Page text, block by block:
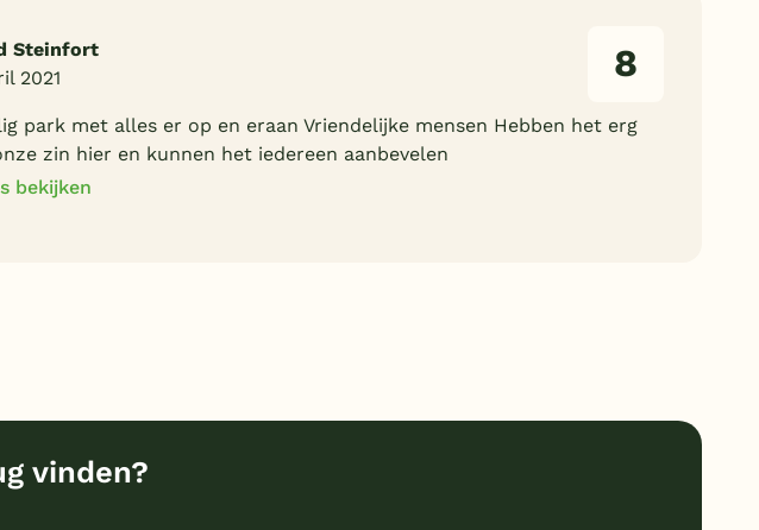
Steinfort
2021
8
park met alles er op en eraan Vriendelijke mensen Hebben het erg
zin hier en kunnen het iedereen aanbevelen
bekijken
vinden?